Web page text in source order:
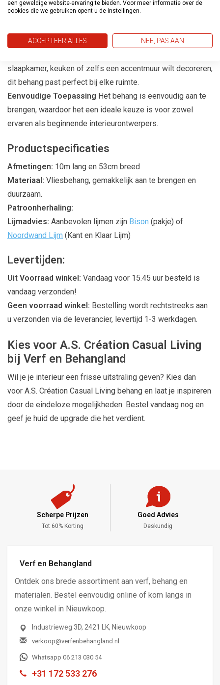
Casual Living is gemaakt van hoogwaardige materialen die
uitstraling bieden.
slaapkamer, keuken of zelfs een accentmuur wilt decoreren,
dit behang past perfect bij elke ruimte.
Eenvoudige Toepassing Het behang is eenvoudig aan te
brengen, waardoor het een ideale keuze is voor zowel
ervaren als beginnende interieurontwerpers.
Productspecificaties
Afmetingen: 10m lang en 53cm breed
Materiaal: Vliesbehang, gemakkelijk aan te brengen en
duurzaam.
Patroonherhaling:
Lijmadvies: Aanbevolen lijmen zijn Bison (pakje) of
Noordwand Lijm (Kant en Klaar Lijm)
Levertijden:
Uit Voorraad winkel: Vandaag voor 15.45 uur besteld is
vandaag verzonden!
Geen voorraad winkel: Bestelling wordt rechtstreeks aan
u verzonden via de leverancier, levertijd 1-3 werkdagen.
Kies voor A.S. Création Casual Living
bij Verf en Behangland
Wil je je interieur een frisse uitstraling geven? Kies dan
voor A.S. Création Casual Living behang en laat je inspireren
door de eindeloze mogelijkheden. Bestel vandaag nog en
geef je huid de upgrade die het verdient.
Scherpe Prijzen
Tot 60% Korting
Goed Advies
Deskundig
Verf en Behangland
Ontdek ons brede assortiment aan verf, behang en
materialen. Bestel eenvoudig online of kom langs in
onze winkel in Nieuwkoop.
Industrieweg 3D, 2421 LK, Nieuwkoop
verkoop@verfenbehangland.nl
Whatsapp 06 213 030 54
+31 172 533 276
een geweldige website-ervaring te bieden. Voor meer informatie over de
cookies die we gebruiken opent u de instellingen.
ACCEPTEER ALLES NEE, PAS AAN